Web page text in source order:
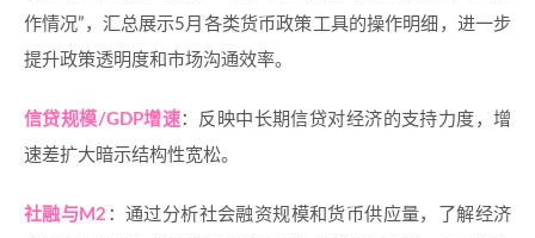
作情况”，汇总展示5月各类货币政策工具的操作明细，进一步
提升政策透明度和市场沟通效率。
信贷规模/GDP增速：反映中长期信贷对经济的支持力度，增
速差扩大暗示结构性宽松。
社融与M2 ：通过分析社会融资规模和货币供应量，了解经济